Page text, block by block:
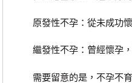
原發性不孕：從未成功
繼發性不孕：曾經懷孕，
需要留意的是，不孕不育